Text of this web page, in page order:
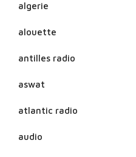
algerie
alouette
antilles radio
aswat
atlantic radio
audio